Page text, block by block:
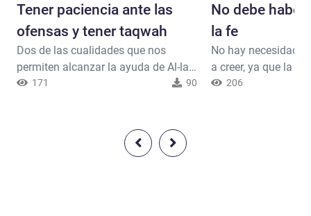
Tener paciencia ante las
ofensas y tener taqwah
Dos de las cualidades que nos
permiten alcanzar la ayuda de Al-lah
son la paciencia y el autocontrol
muestran agresivos contra el Islam.
Al-lah dice: {Si les sucede algo
171 90
No debe
la fe
No hay necesidad
a creer, ya que la fe
verdadera son
206